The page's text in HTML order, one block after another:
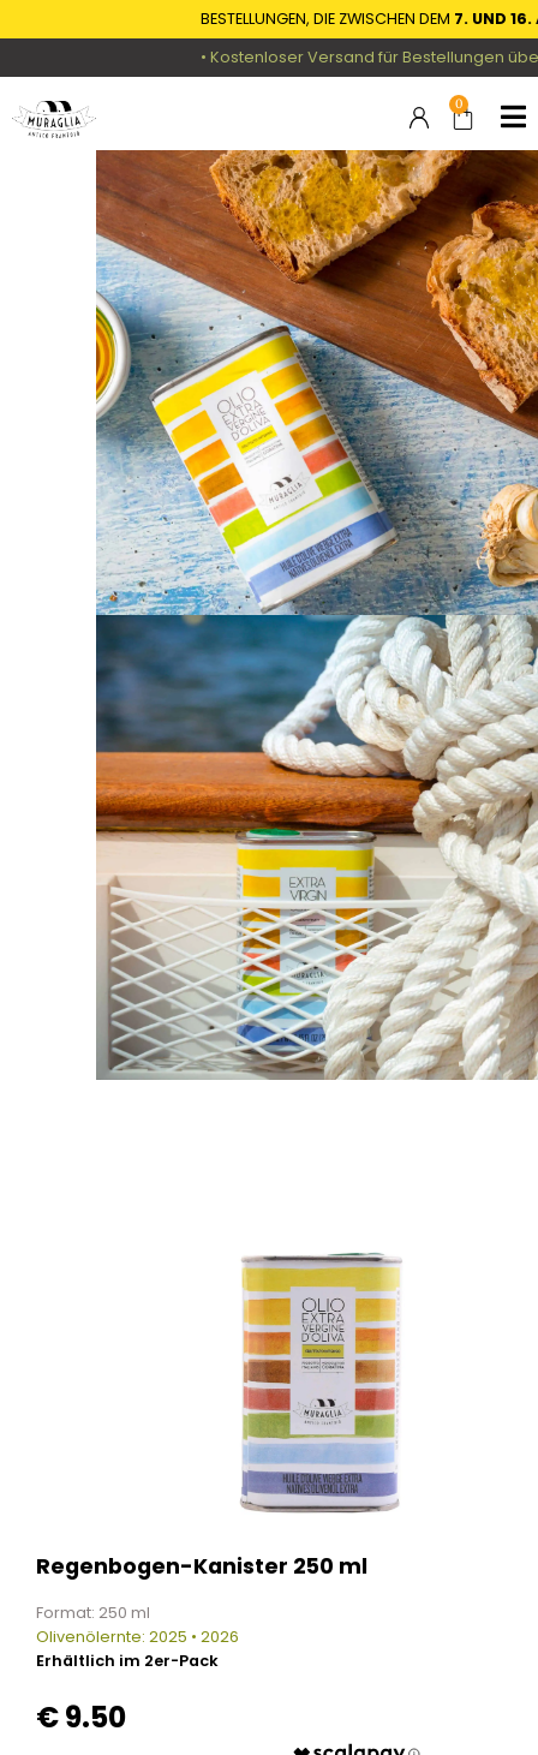
BESTELLUNGEN, DIE ZWISCHEN DEM7. UND 16.
• Kostenloser Versand für Bestellungen
0
Regenbogen-Kanister 250 ml
Format: 250 ml
Olivenölernte: 2025 • 2026
Erhältlich im 2er-Pack
€9.50